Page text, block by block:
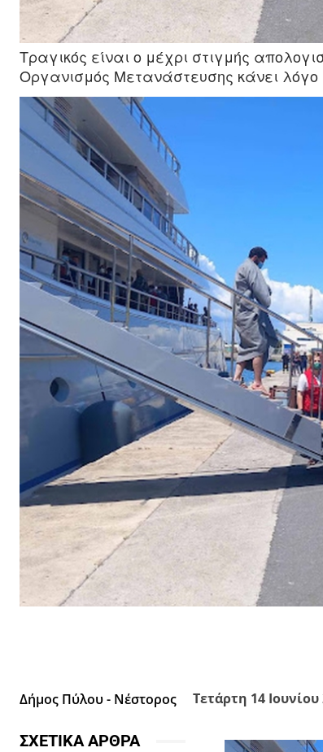
Τραγικός είναι ο μέχρι στιγμής
Οργανισμός Μετανάστευσης κάνει λόγο
Δήμος Πύλου - Νέστορος Τετάρτη 14 Ιουνίου
ΣΧΕΤΙΚΑ ΑΡΘΡΑ